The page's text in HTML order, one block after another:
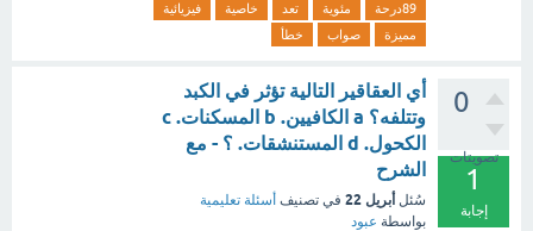
89درحة
مئوية تعد خاصية
فيزيائية
مميزة
صواب خطأ
0
تصويتات
1
إجابة
أي العقاقير التالية تؤثر في الكبد
وتتلفه؟ a الكافيين. b المسكنات. c
الكحول. d المستنشقات. ؟ - مع
الشرح
سُئل أبريل 22 في تصنيف أسئلة تعليمية
بواسطة عبود